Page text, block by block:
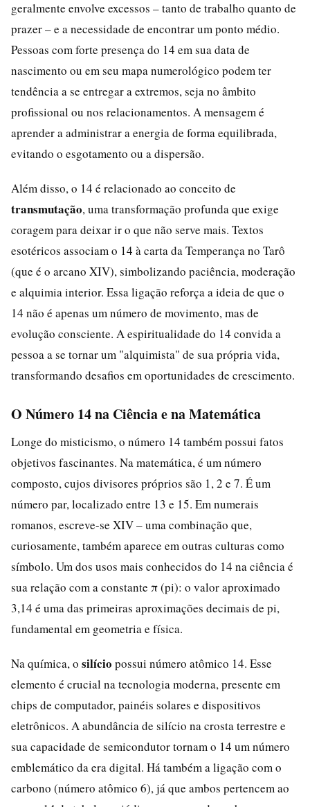
geralmente envolve excessos – tanto de trabalho quanto de
prazer – e a necessidade de encontrar um ponto médio.
Pessoas com forte presença do 14 em sua data de
nascimento ou em seu mapa numerológico podem ter
tendência a se entregar a extremos, seja no âmbito
profissional ou nos relacionamentos. A mensagem é
aprender a administrar a energia de forma equilibrada,
evitando o esgotamento ou a dispersão.
Além disso, o 14 é relacionado ao conceito de
transmutação, uma transformação profunda que exige
coragem para deixar ir o que não serve mais. Textos
esotéricos associam o 14 à carta da Temperança no Tarô
(que é o arcano XIV), simbolizando paciência, moderação
e alquimia interior. Essa ligação reforça a ideia de que o
14 não é apenas um número de movimento, mas de
evolução consciente. A espiritualidade do 14 convida a
pessoa a se tornar um "alquimista" de sua própria vida,
transformando desafios em oportunidades de crescimento.
O Número 14 na Ciência e na Matemática
Longe do misticismo, o número 14 também possui fatos
objetivos fascinantes. Na matemática, é um número
composto, cujos divisores próprios são 1, 2 e 7. É um
número par, localizado entre 13 e 15. Em numerais
romanos, escreve-se XIV – uma combinação que,
curiosamente, também aparece em outras culturas como
símbolo. Um dos usos mais conhecidos do 14 na ciência é
sua relação com a constante π (pi): o valor aproximado
3,14 é uma das primeiras aproximações decimais de pi,
fundamental em geometria e física.
Na química, o silício possui número atômico 14. Esse
elemento é crucial na tecnologia moderna, presente em
chips de computador, painéis solares e dispositivos
eletrônicos. A abundância de silício na crosta terrestre e
sua capacidade de semicondutor tornam o 14 um número
emblemático da era digital. Há também a ligação com o
carbono (número atômico 6), já que ambos pertencem ao